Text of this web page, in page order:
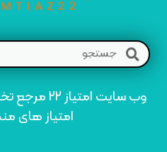
وب سایت
امتیاز های